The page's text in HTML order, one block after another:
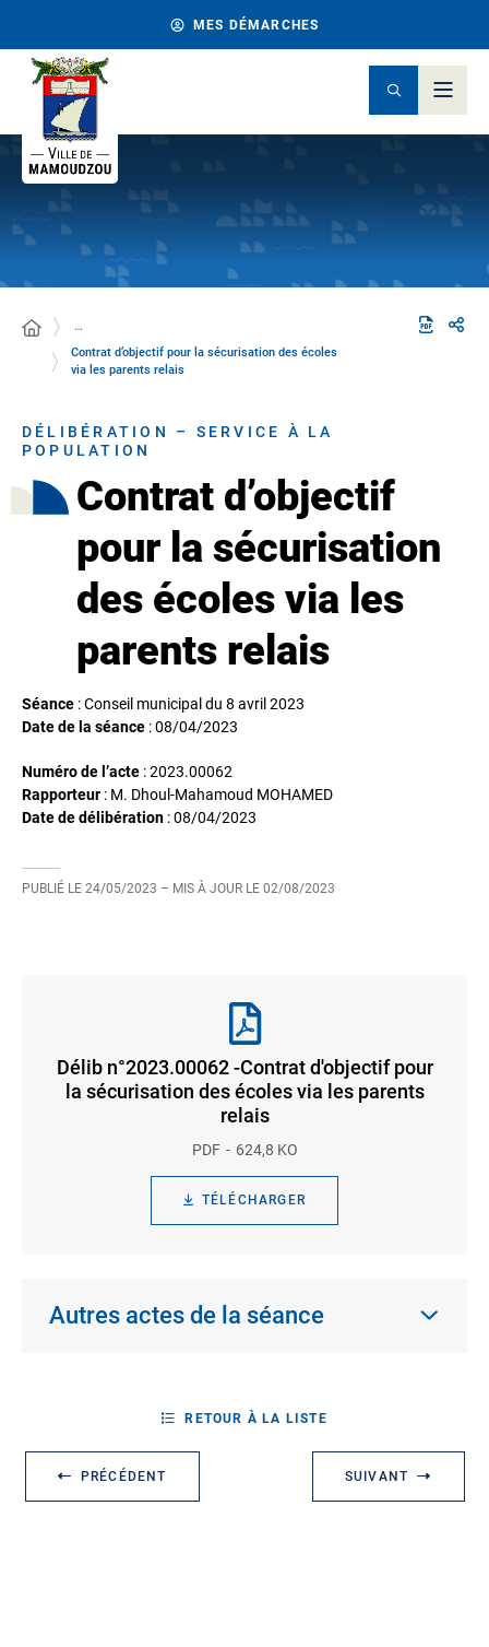
MES DÉMARCHES
…
Contrat d’objectif pour la sécurisation des écoles
via les parents relais
DÉLIBÉRATION – SERVICE À LA
POPULATION
Contrat d’objectif
pour la sécurisation
des écoles via les
parents relais
Séance : Conseil municipal du 8 avril 2023
Date de la séance :08/04/2023
Numéro de l’acte : 2023.00062
Rapporteur : M. Dhoul-Mahamoud MOHAMED
Date de délibération :08/04/2023
PUBLIÉ LE 24/05/2023 – MIS À JOUR LE 02/08/2023
Délib n°2023.00062 -Contrat d'objectif pour
la sécurisation des écoles via les parents
relais
PDF 624,8 KO
TÉLÉCHARGER
Autres actes de la séance
PRÉCÉDENT
RETOUR À LA LISTE
SUIVANT